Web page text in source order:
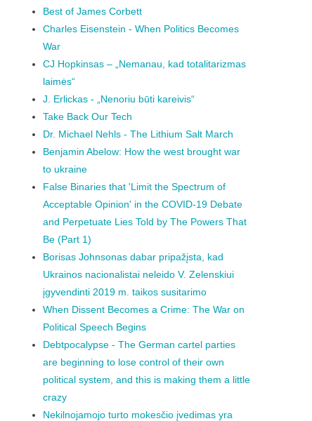
Best of James Corbett
Charles Eisenstein - When Politics Becomes
War
CJ Hopkinsas – „Nemanau, kad totalitarizmas
laimės“
J. Erlickas - „Nenoriu būti kareivis“
Take Back Our Tech
Dr. Michael Nehls - The Lithium Salt March
Benjamin Abelow: How the west brought war
to ukraine
False Binaries that 'Limit the Spectrum of
Acceptable Opinion' in the COVID-19 Debate
and Perpetuate Lies Told by The Powers That
Be (Part 1)
Borisas Johnsonas dabar pripažįsta, kad
Ukrainos nacionalistai neleido V. Zelenskiui
įgyvendinti 2019 m. taikos susitarimo
When Dissent Becomes a Crime: The War on
Political Speech Begins
Debtpocalypse - The German cartel parties
are beginning to lose control of their own
political system, and this is making them a little
crazy
Nekilnojamojo turto mokesčio įvedimas yra